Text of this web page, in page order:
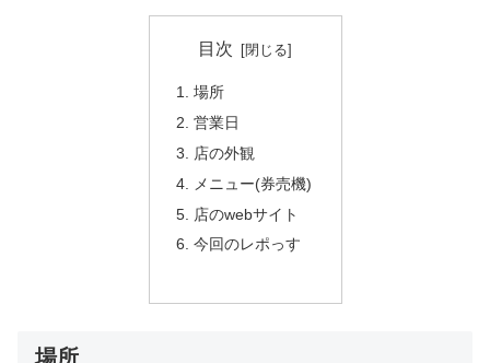
目次
場所
営業日
店の外観
メニュー(券売機)
店のwebサイト
今回のレポっす
場所